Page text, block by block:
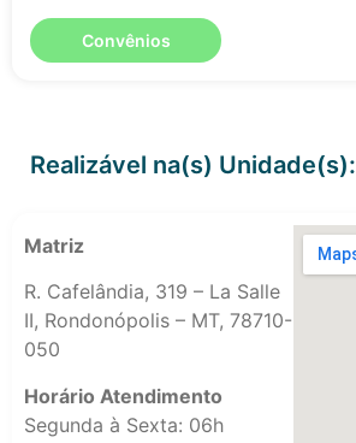
Convênios
Realizável na(s) Unidade(s):
Matriz
R. Cafelândia, 319 – La Salle
II, Rondonópolis – MT, 78710-
050
Horário Atendimento
Segunda à Sexta: 06h